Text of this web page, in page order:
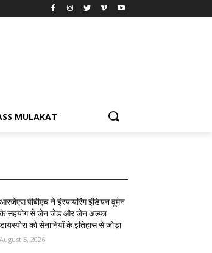
MULAKAT
आरजेएस पीबीएच ने इंस्पायरिंग इंडियन वूमेन
के सहयोग से जेन जेड और जेन अल्फा
डायस्पोरा को सेनानियों के इतिहास से जोड़ा
August 5, 2026